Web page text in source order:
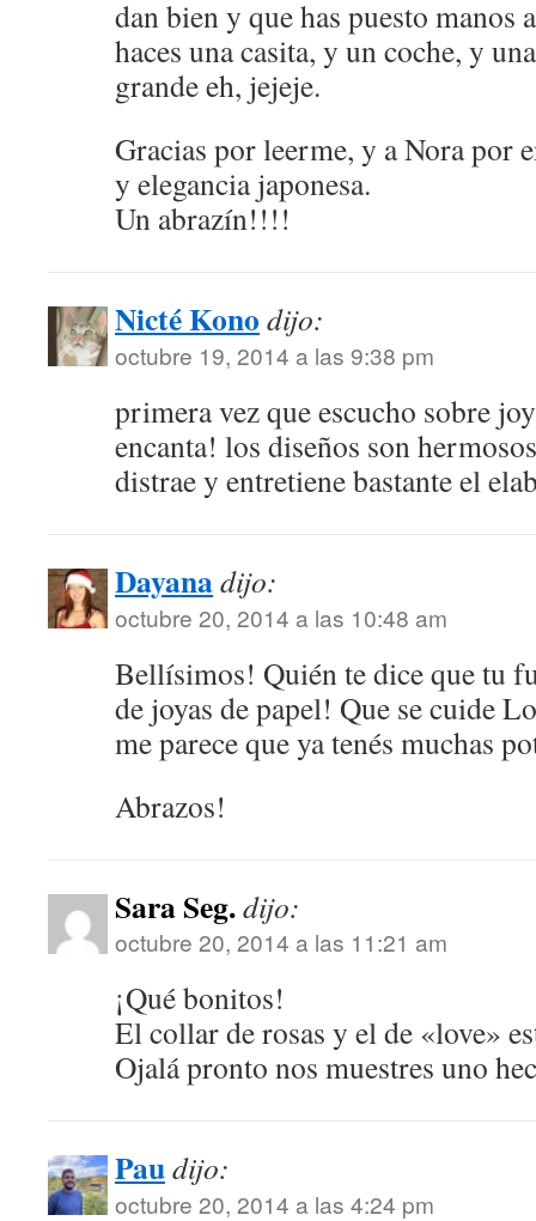
dan bien y que has puesto manos
haces una casita, y un coche, y
grande eh, jejeje.
Gracias por leerme, y a Nora por
y elegancia japonesa.
Un abrazín!!!!
Nicté Kono dijo:
octubre 19, 2014 a las 9:38 pm
primera vez que escucho sobre
encanta! los diseños son
distrae y entretiene bastante el
Dayanadijo:
octubre 20, 2014 a las 10:48 am
Bellísimos! Quién te dice que tu
de joyas de papel! Que se cuide
me parece que ya tenés muchas
Abrazos!
Sara Seg.dijo:
octubre 20, 2014 a las 11:21 am
¡Qué bonitos!
El collar de rosas y el de «love»
Ojalá pronto nos muestres uno
Paudijo:
octubre 20, 2014 a las 4:24 pm